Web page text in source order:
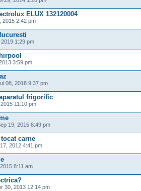
ELUX 132120004
2015 2:42 pm
1:29 pm
3:59 pm
08, 2018 9:37 pm
frigorific
11:10 pm
19, 2015 8:49 pm
carne
2012 4:41 pm
8:11 am
30, 2013 12:14 pm